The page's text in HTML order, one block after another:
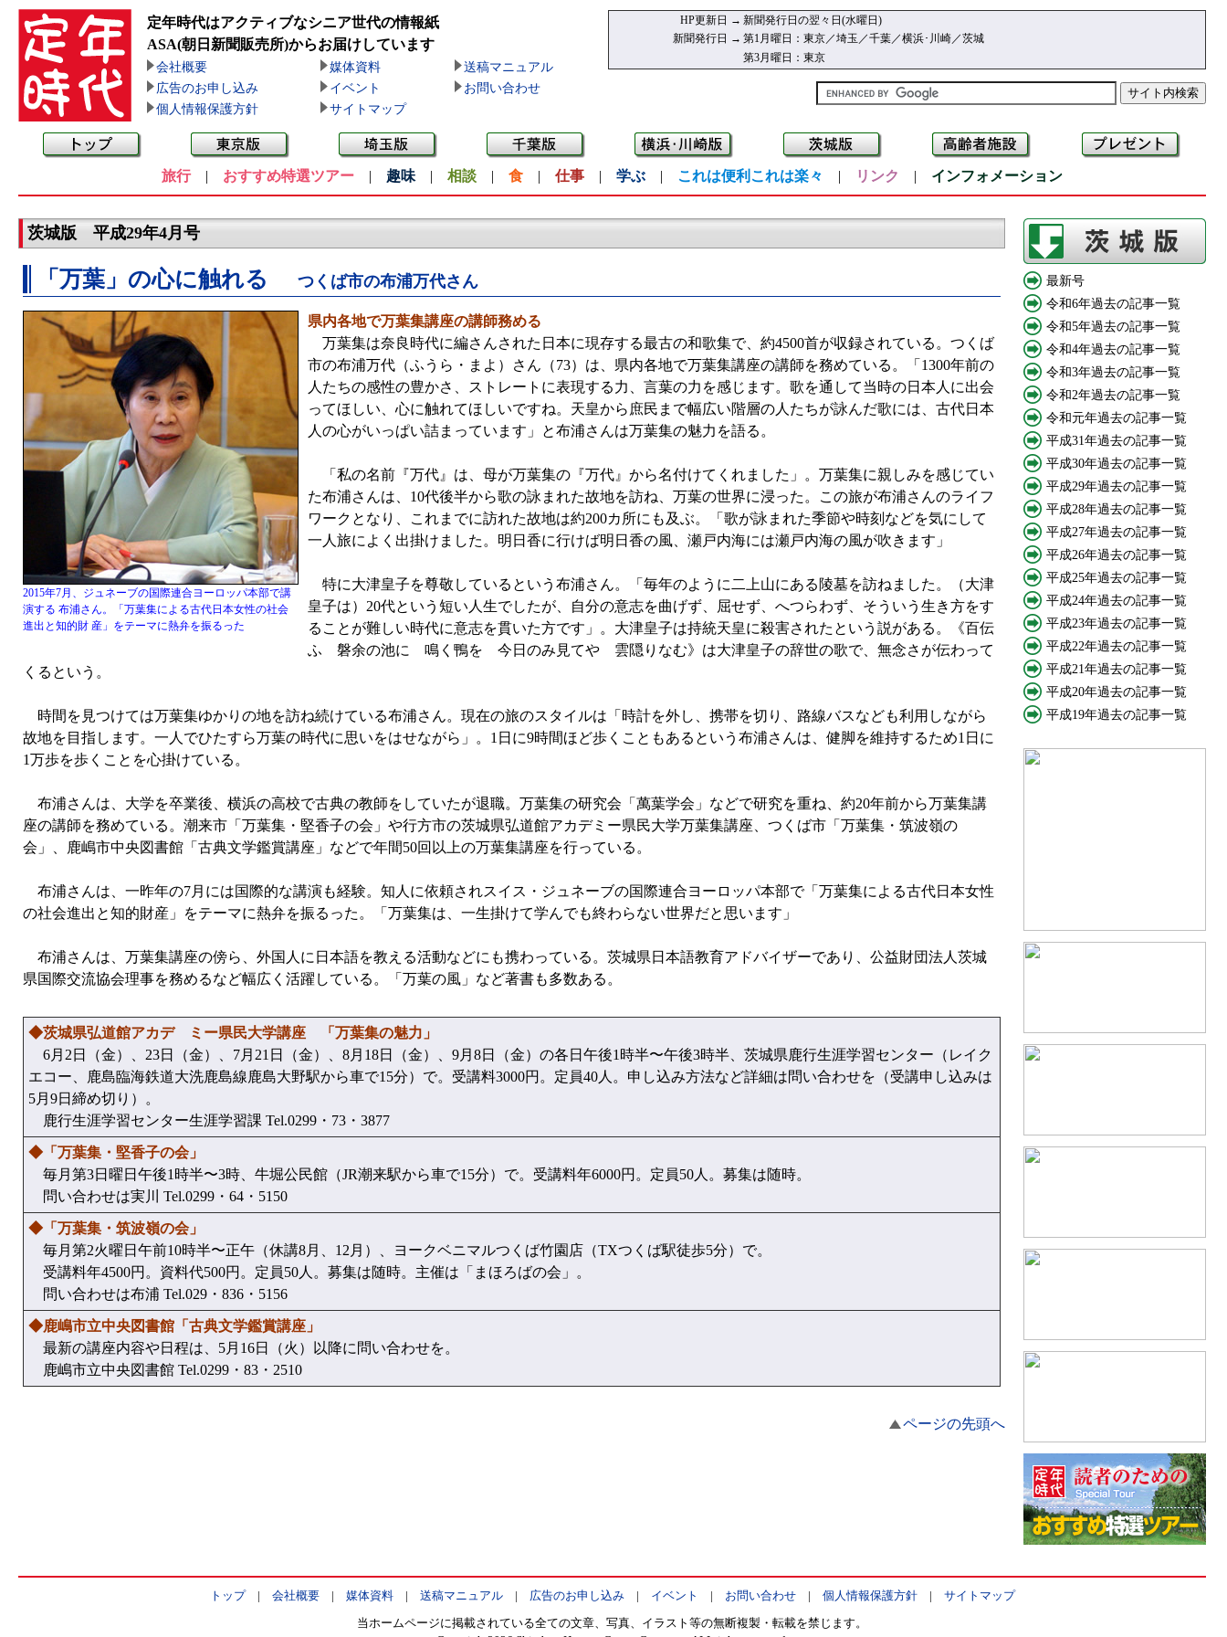
定年時代はアクティブなシニア世代の情報紙
ASA(朝日新聞販売所)からお届けしています
会社概要 媒体資料
送稿マニュアル
広告のお申し込み
イベント
お問い合わせ
個人情報保護方針
サイトマップ
HP更新日 → 新聞発行日の翌々日(水曜日)
新聞発行日 → 第1月曜日：東京／埼玉／千葉／横浜･川崎／茨城
第3月曜日：東京
旅行| おすすめ特選ツアー | 趣味 | 相談 | 食 | 仕事 | 学ぶ | これは便利これは楽々 | リンク | インフォメーション
茨城版 平成29年4月号
「万葉」の心に触れる つくば市の布浦万代さん
2015年7月、ジュネーブの国際連合ヨーロッパ本部で講
演する 布浦さん。「万葉集による古代日本女性の社会
進出と知的財 産」をテーマに熱弁を振るった
県内各地で万葉集講座の講師務める
万葉集は奈良時代に編さんされた日本に現存する最古の和歌集で、約4500首が収録されている。つくば
市の布浦万代（ふうら・まよ）さん（73）は、県内各地で万葉集講座の講師を務めている。「1300年前の
人たちの感性の豊かさ、ストレートに表現する力、言葉の力を感じます。歌を通して当時の日本人に出会
ってほしい、心に触れてほしいですね。天皇から庶民まで幅広い階層の人たちが詠んだ歌には、古代日本
人の心がいっぱい詰まっています」と布浦さんは万葉集の魅力を語る。
「私の名前『万代』は、母が万葉集の『万代』から名付けてくれました」。万葉集に親しみを感じてい
た布浦さんは、10代後半から歌の詠まれた故地を訪ね、万葉の世界に浸った。この旅が布浦さんのライフ
ワークとなり、これまでに訪れた故地は約200カ所にも及ぶ。「歌が詠まれた季節や時刻などを気にして
一人旅によく出掛けました。明日香に行けば明日香の風、瀬戸内海には瀬戸内海の風が吹きます」
特に大津皇子を尊敬しているという布浦さん。「毎年のように二上山にある陵墓を訪ねました。（大津
皇子は）20代という短い人生でしたが、自分の意志を曲げず、屈せず、へつらわず、そういう生き方をす
ることが難しい時代に意志を貫いた方です」。大津皇子は持統天皇に殺害されたという説がある。《百伝
ふ 磐余の池に 鳴く鴨を 今日のみ見てや 雲隠りなむ》は大津皇子の辞世の歌で、無念さが伝わって
くるという。
時間を見つけては万葉集ゆかりの地を訪ね続けている布浦さん。現在の旅のスタイルは「時計を外し、携帯を切り、路線バスなども利用しながら
故地を目指します。一人でひたすら万葉の時代に思いをはせながら」。1日に9時間ほど歩くこともあるという布浦さんは、健脚を維持するため1日に
1万歩を歩くことを心掛けている。
布浦さんは、大学を卒業後、横浜の高校で古典の教師をしていたが退職。万葉集の研究会「萬葉学会」などで研究を重ね、約20年前から万葉集講
座の講師を務めている。潮来市「万葉集・堅香子の会」や行方市の茨城県弘道館アカデミー県民大学万葉集講座、つくば市「万葉集・筑波嶺の
会」、鹿嶋市中央図書館「古典文学鑑賞講座」などで年間50回以上の万葉集講座を行っている。
布浦さんは、一昨年の7月には国際的な講演も経験。知人に依頼されスイス・ジュネーブの国際連合ヨーロッパ本部で「万葉集による古代日本女性
の社会進出と知的財産」をテーマに熱弁を振るった。「万葉集は、一生掛けて学んでも終わらない世界だと思います」
布浦さんは、万葉集講座の傍ら、外国人に日本語を教える活動などにも携わっている。茨城県日本語教育アドバイザーであり、公益財団法人茨城
県国際交流協会理事を務めるなど幅広く活躍している。「万葉の風」など著書も多数ある。
◆茨城県弘道館アカデ ミー県民大学講座 「万葉集の魅力」
6月2日（金）、23日（金）、7月21日（金）、8月18日（金）、9月8日（金）の各日午後1時半〜午後3時半、茨城県鹿行生涯学習センター（レイク
エコー、鹿島臨海鉄道大洗鹿島線鹿島大野駅から車で15分）で。受講料3000円。定員40人。申し込み方法など詳細は問い合わせを（受講申し込みは
5月9日締め切り）。
鹿行生涯学習センター生涯学習課 Tel.0299・73・3877
◆「万葉集・堅香子の会」
毎月第3日曜日午後1時半〜3時、牛堀公民館（JR潮来駅から車で15分）で。受講料年6000円。定員50人。募集は随時。
問い合わせは実川 Tel.0299・64・5150
◆「万葉集・筑波嶺の会」
毎月第2火曜日午前10時半〜正午（休講8月、12月）、ヨークベニマルつくば竹園店（TXつくば駅徒歩5分）で。
受講料年4500円。資料代500円。定員50人。募集は随時。主催は「まほろばの会」。
問い合わせは布浦 Tel.029・836・5156
◆鹿嶋市立中央図書館「古典文学鑑賞講座」
最新の講座内容や日程は、5月16日（火）以降に問い合わせを。
鹿嶋市立中央図書館 Tel.0299・83・2510
ページの先頭へ
最新号
令和6年過去の記事一覧
令和5年過去の記事一覧
令和4年過去の記事一覧
令和3年過去の記事一覧
令和2年過去の記事一覧
令和元年過去の記事一覧
平成31年過去の記事一覧
平成30年過去の記事一覧
平成29年過去の記事一覧
平成28年過去の記事一覧
平成27年過去の記事一覧
平成26年過去の記事一覧
平成25年過去の記事一覧
平成24年過去の記事一覧
平成23年過去の記事一覧
平成22年過去の記事一覧
平成21年過去の記事一覧
平成20年過去の記事一覧
平成19年過去の記事一覧
トップ| 会社概要| 媒体資料| 送稿マニュアル| 広告のお申し込み| イベント | お問い合わせ| 個人情報保護方針| サイトマップ
当ホームページに掲載されている全ての文章、写真、イラスト等の無断複製・転載を禁じます。